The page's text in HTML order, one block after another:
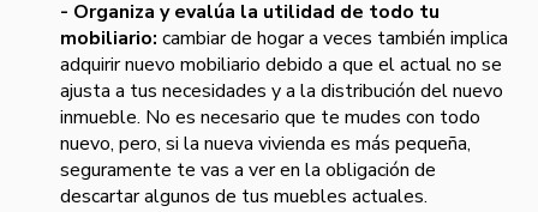
- Organiza y evalúa la utilidad de todo tu
mobiliario: cambiar de hogar a veces también implica
adquirir nuevo mobiliario debido a que el actual no se
ajusta a tus necesidades y a la distribución del nuevo
inmueble. No es necesario que te mudes con todo
nuevo, pero, si la nueva vivienda es más pequeña,
seguramente te vas a ver en la obligación de
descartar algunos de tus muebles actuales.